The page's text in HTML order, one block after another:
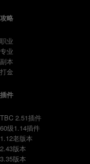
攻略
职业
专业
副本
打金
插件
TBC 2.51插件
60级1.14插件
1.12老版本
2.43版本
3.35版本